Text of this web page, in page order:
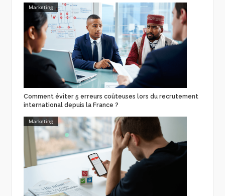
Marketing
Comment éviter 5 erreurs coûteuses lors du recrutement
international depuis la France ?
Marketing